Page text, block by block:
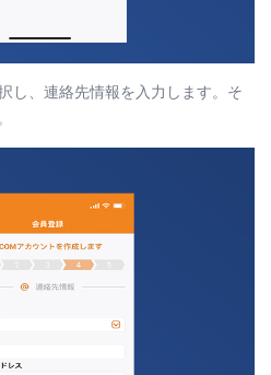
し、連絡先情報を入力します。そ